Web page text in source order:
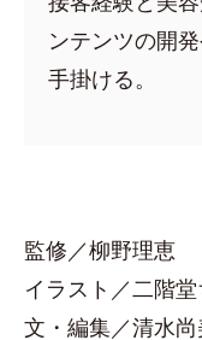
ンテンツの開
手掛ける。
監修／柳野理恵
イラスト／二階
文・編集／清水尚